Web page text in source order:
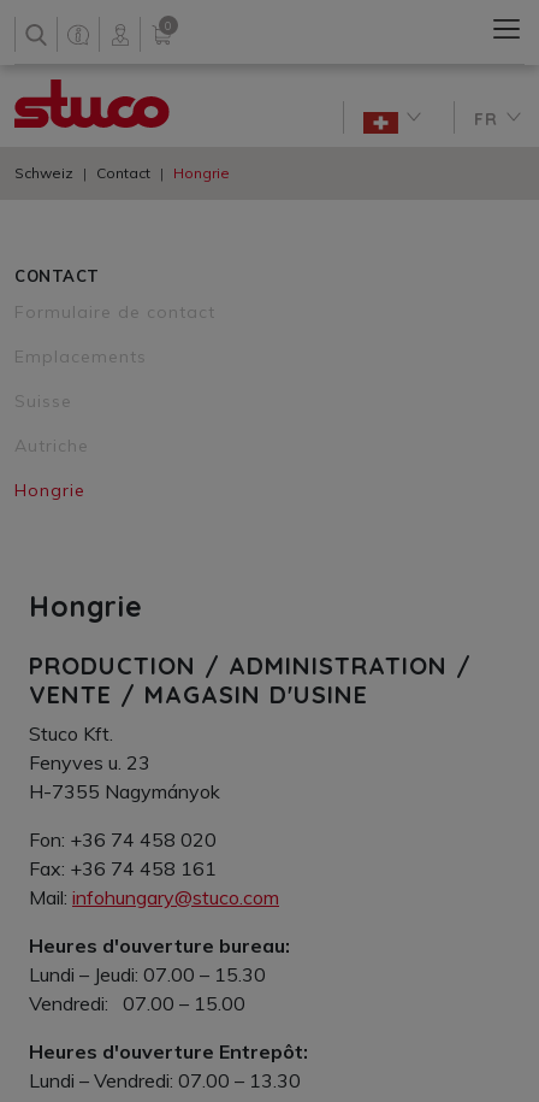
0
FR
Schweiz Contact Hongrie
Hongrie
PRODUCTION / ADMINISTRATION /
VENTE / MAGASIN D'USINE
Stuco Kft.
Fenyves u. 23
H-7355 Nagymányok
Fon: +36 74 458 020
Fax: +36 74 458 161
Mail: infohungary@stuco.com
Heures d'ouverture bureau:
Lundi – Jeudi: 07.00 – 15.30
Vendredi: 07.00 – 15.00
Heures d'ouverture Entrepôt:
Lundi – Vendredi: 07.00 – 13.30
CONTACT
Formulaire de contact
Emplacements
Suisse
Autriche
Hongrie